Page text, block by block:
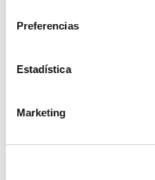
Preferencias
Estadística
Marketing